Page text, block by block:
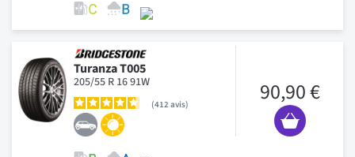
Turanza T005
205/55 R 16 91W
412 avis 90,90 €